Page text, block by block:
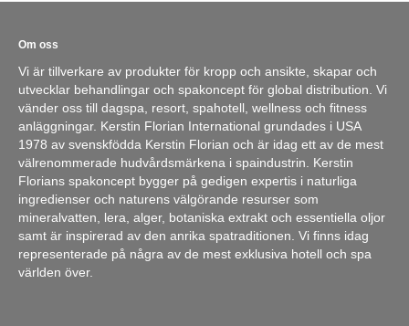
Om oss
Vi är tillverkare av produkter för kropp och ansikte, skapar och
utvecklar behandlingar och spakoncept för global distribution. Vi
vänder oss till dagspa, resort, spahotell, wellness och fitness
anläggningar. Kerstin Florian International grundades i USA
1978 av svenskfödda Kerstin Florian och är idag ett av de mest
välrenommerade hudvårdsmärkena i spaindustrin. Kerstin
Florians spakoncept bygger på gedigen expertis i naturliga
ingredienser och naturens välgörande resurser som
mineralvatten, lera, alger, botaniska extrakt och essentiella oljor
samt är inspirerad av den anrika spatraditionen. Vi finns idag
representerade på några av de mest exklusiva hotell och spa
världen över.